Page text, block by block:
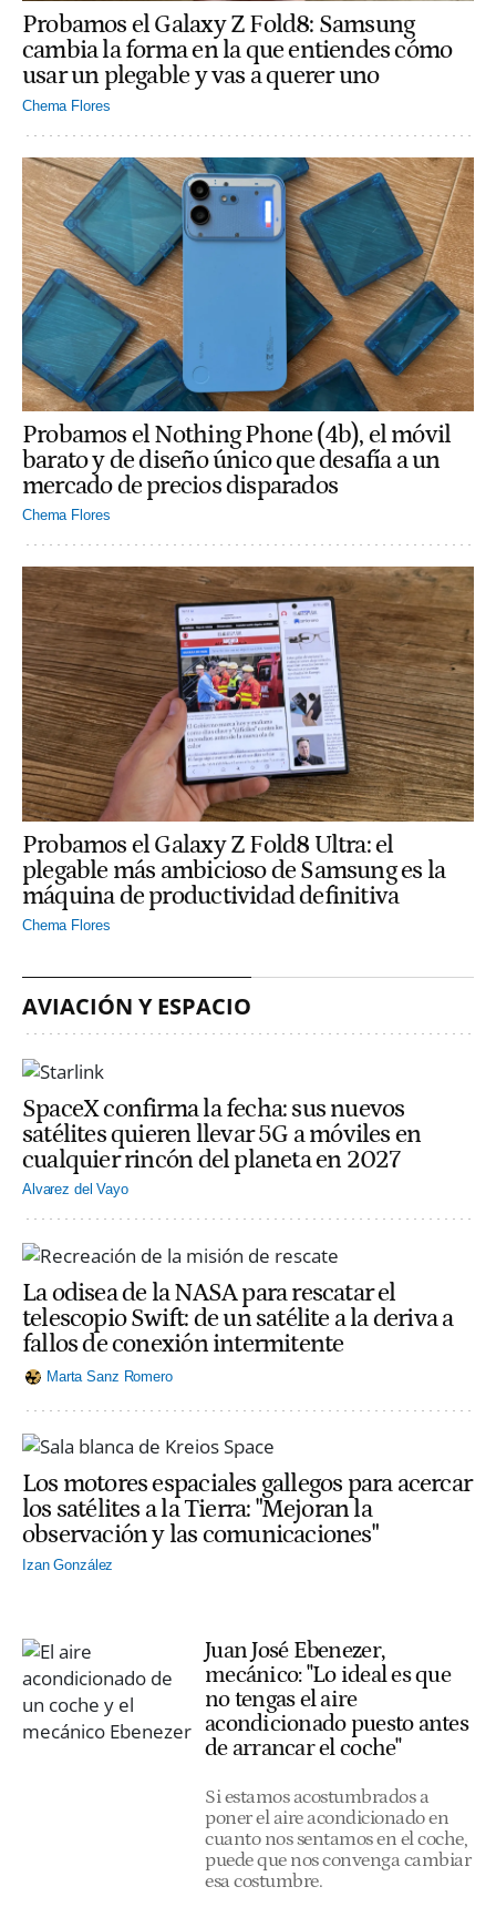
Probamos el Galaxy Z Fold8: Samsung
cambia la forma en la que entiendes cómo
usar un plegable y vas a querer uno
Chema Flores
Probamos el Nothing Phone (4b), el móvil
barato y de diseño único que desafía a un
mercado de precios disparados
Chema Flores
Probamos el Galaxy Z Fold8 Ultra: el
plegable más ambicioso de Samsung es la
máquina de productividad definitiva
Chema Flores
AVIACIÓN Y ESPACIO
SpaceX confirma la fecha: sus nuevos
satélites quieren llevar 5G a móviles en
cualquier rincón del planeta en 2027
Alvarez del Vayo
La odisea de la NASA para rescatar el
telescopio Swift: de un satélite a la deriva a
fallos de conexión intermitente
Marta Sanz Romero
Los motores espaciales gallegos para acercar
los satélites a la Tierra: "Mejoran la
observación y las comunicaciones"
Izan González
Juan José Ebenezer,
mecánico: "Lo ideal es que
no tengas el aire
acondicionado puesto antes
de arrancar el coche"
Si estamos acostumbrados a
poner el aire acondicionado en
cuanto nos sentamos en el coche,
puede que nos convenga cambiar
esa costumbre.